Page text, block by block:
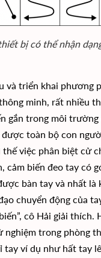
bị có thể nhận
và triển khai phương
minh, rất nhiều
gắn trong môi
được toàn bộ con
thế việc phân biệt cử
cảm biến đeo tay có
bàn tay và nhất là
chuyển động của
cô Hải giải thích.
nghiệm trong phòng
tay ví dụ như hất tay